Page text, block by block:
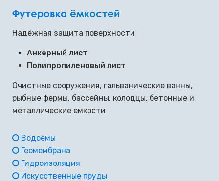
Футеровка ёмкостей
Надёжная защита поверхности
Анкерный лист
Полипропиленовый лист
Очистные сооружения, гальванические ванны,
рыбные фермы, бассейны, колодцы, бетонные и
металлические емкости
Водоёмы
Геомембрана
Гидроизоляция
Искусственные пруды